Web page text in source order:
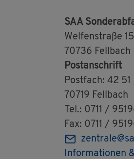
SAA
Wel­fen­stra­ße 15
70736 Fell­bach
Post­an­schrift
Post­fach: 42 51
70719 Fell­bach
Tel.: 0711 /
Fax: 0711 /
In­for­ma­tio­nen